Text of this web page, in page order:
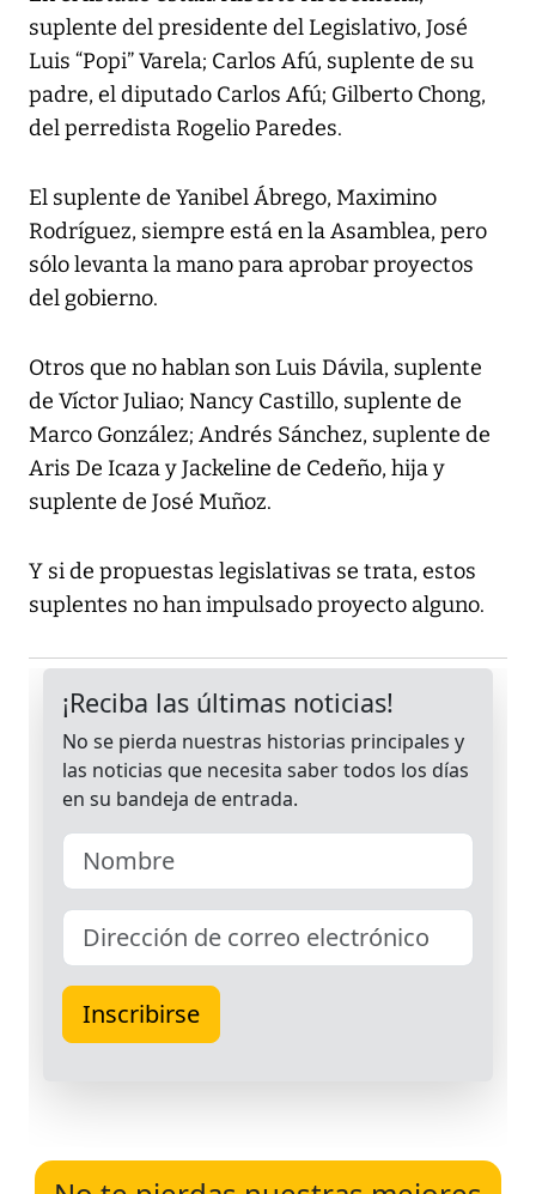
suplente del presidente del Legislativo, José
Luis “Popi” Varela; Carlos Afú, suplente de su
padre, el diputado Carlos Afú; Gilberto Chong,
del perredista Rogelio Paredes.
El suplente de Yanibel Ábrego, Maximino
Rodríguez, siempre está en la Asamblea, pero
sólo levanta la mano para aprobar proyectos
del gobierno.
Otros que no hablan son Luis Dávila, suplente
de Víctor Juliao; Nancy Castillo, suplente de
Marco González; Andrés Sánchez, suplente de
Aris De Icaza y Jackeline de Cedeño, hija y
suplente de José Muñoz.
Y si de propuestas legislativas se trata, estos
suplentes no han impulsado proyecto alguno.